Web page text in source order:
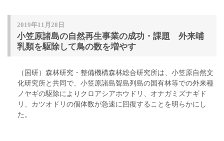
2019年11月28日
小笠原諸島の自然再生事業の成功・課題 外来哺
乳類を駆除して鳥の数を増やす
（国研）森林研究・整備機構森林総合研究所は、小笠原自然文
化研究所と共同で、小笠原諸島聟島列島の国有林等での外来種
ノヤギの駆除によりクロアシアホウドリ、オナガミズナギド
リ、カツオドリの個体数が急速に回復することを明らかにし
た。